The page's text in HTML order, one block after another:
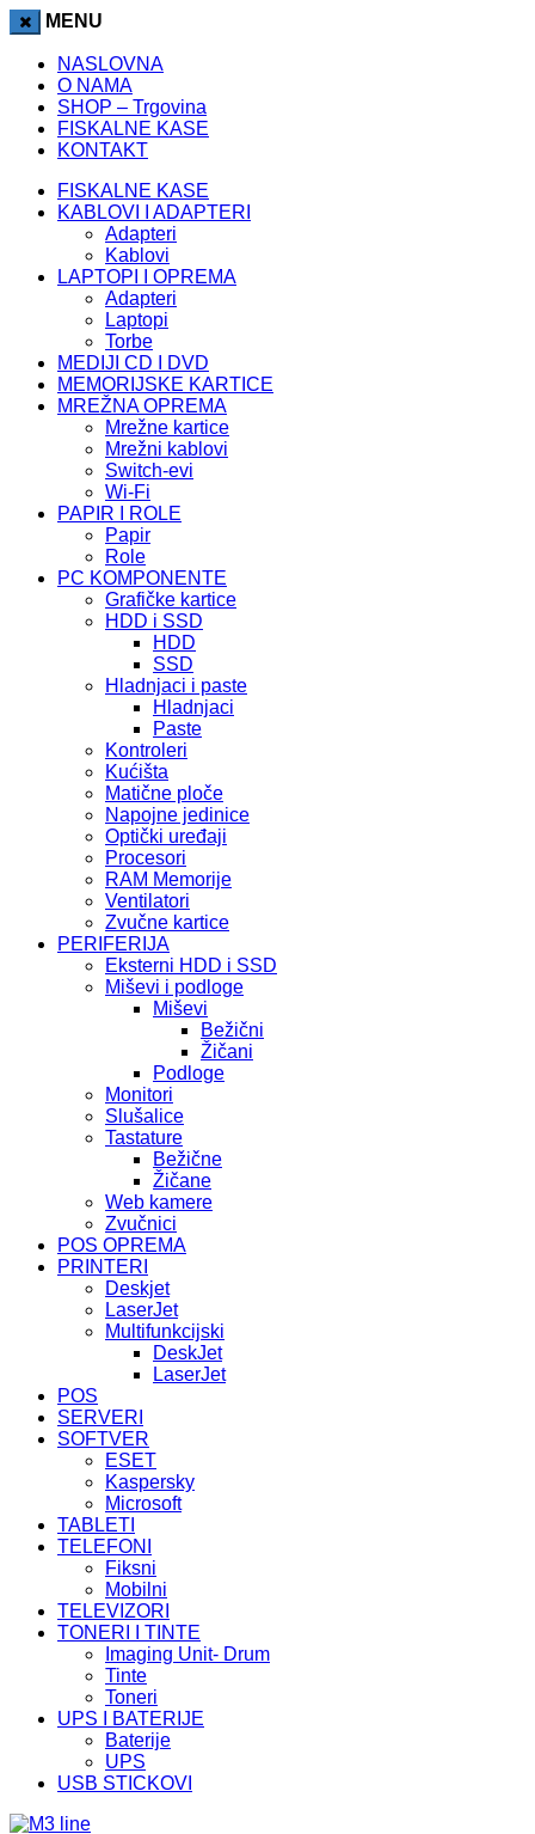
betpark
MENU
NASLOVNA
O NAMA
SHOP – Trgovina
FISKALNE KASE
KONTAKT
FISKALNE KASE
KABLOVI I ADAPTERI
Adapteri
Kablovi
LAPTOPI I OPREMA
Adapteri
Laptopi
Torbe
MEDIJI CD I DVD
MEMORIJSKE KARTICE
MREŽNA OPREMA
Mrežne kartice
Mrežni kablovi
Switch-evi
Wi-Fi
PAPIR I ROLE
Papir
Role
PC KOMPONENTE
Grafičke kartice
HDD i SSD
HDD
SSD
Hladnjaci i paste
Hladnjaci
Paste
Kontroleri
Kućišta
Matične ploče
Napojne jedinice
Optički uređaji
Procesori
RAM Memorije
Ventilatori
Zvučne kartice
PERIFERIJA
Eksterni HDD i SSD
Miševi i podloge
Miševi
Bežični
Žičani
Podloge
Monitori
Slušalice
Tastature
Bežične
Žičane
Web kamere
Zvučnici
POS OPREMA
PRINTERI
Deskjet
LaserJet
Multifunkcijski
DeskJet
LaserJet
POS
SERVERI
SOFTVER
ESET
Kaspersky
Microsoft
TABLETI
TELEFONI
Fiksni
Mobilni
TELEVIZORI
TONERI I TINTE
Imaging Unit- Drum
Tinte
Toneri
UPS I BATERIJE
Baterije
UPS
USB STICKOVI